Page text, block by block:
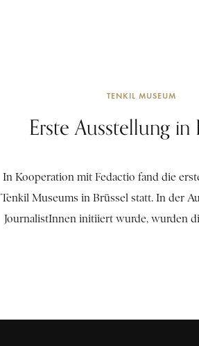
TENKIL MUSEUM
Erste Ausstellung in
In Kooperation mit Fedactio fand die
Tenkil Museums in Brüssel statt. In der
JournalistInnen initiiert wurde, wurden